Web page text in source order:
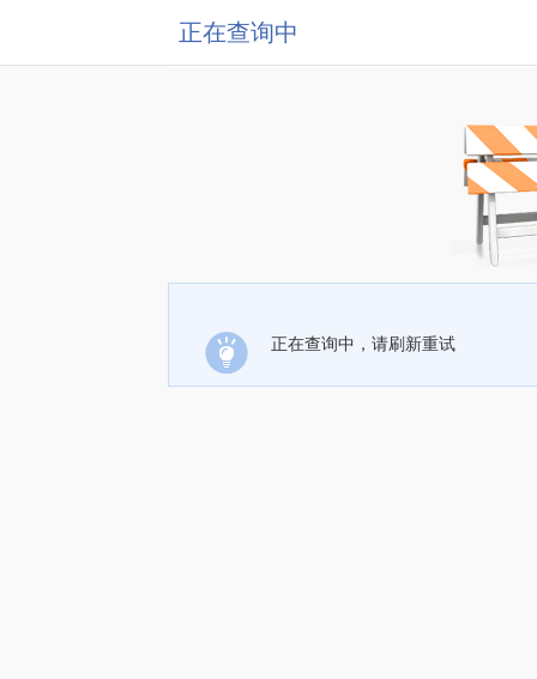
正在查询中
正在查询中，请刷新重试